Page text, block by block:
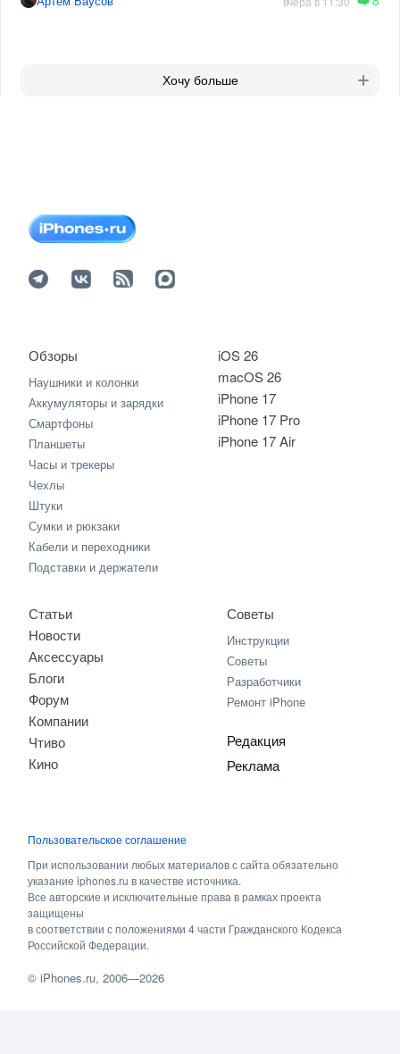
Хочу больше
iOS 26
macOS 26
iPhone 17
iPhone 17 Pro
iPhone 17 Air
Обзоры
Наушники и колонки
Аккумуляторы и зарядки
Смартфоны
Планшеты
Часы и трекеры
Чехлы
Штуки
Сумки и рюкзаки
Кабели и переходники
Подставки и держатели
Статьи
Новости
Аксессуары
Блоги
Форум
Компании
Чтиво
Кино
Советы
Инструкции
Советы
Разработчики
Ремонт iPhone
Редакция
Реклама
Пользовательское соглашение
При использовании любых материалов с сайта обязательно
указание iphones.ru в качестве источника.
Все авторские и исключительные права в рамках проекта
защищены
в соответствии с положениями 4 части Гражданского Кодекса
Российской Федерации.
©iPhones.ru, 2006—2026